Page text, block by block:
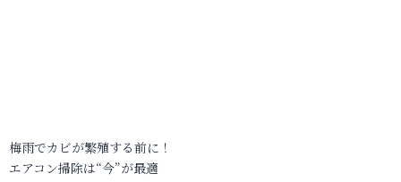
梅雨でカビが繁殖する前に！
エアコン掃除は“今”が最適